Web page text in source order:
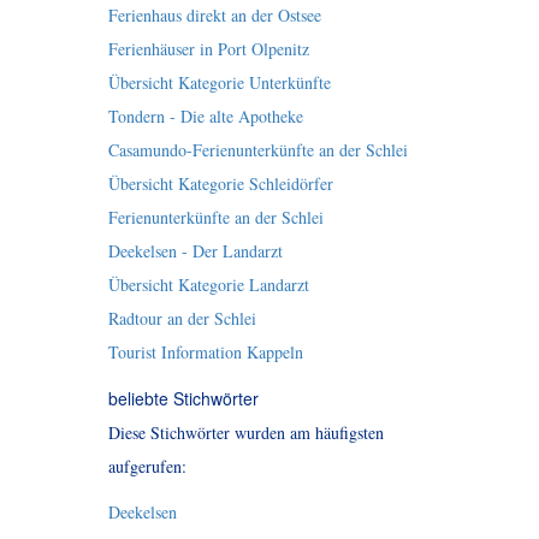
Ferienhaus direkt an der Ostsee
Ferienhäuser in Port Olpenitz
Übersicht Kategorie Unterkünfte
Tondern - Die alte Apotheke
Casamundo-Ferienunterkünfte an der Schlei
Übersicht Kategorie Schleidörfer
Ferienunterkünfte an der Schlei
Deekelsen - Der Landarzt
Übersicht Kategorie Landarzt
Radtour an der Schlei
Tourist Information Kappeln
beliebte Stichwörter
Diese Stichwörter wurden am häufigsten
aufgerufen:
Deekelsen